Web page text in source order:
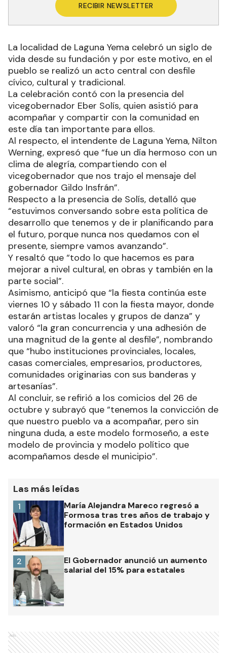
RECIBIR NEWSLETTER
La localidad de Laguna Yema celebró un siglo de
vida desde su fundación y por este motivo, en el
pueblo se realizó un acto central con desfile
cívico, cultural y tradicional.
La celebración contó con la presencia del
vicegobernador Eber Solís, quien asistió para
acompañar y compartir con la comunidad en
este día tan importante para ellos.
Al respecto, el intendente de Laguna Yema, Nilton
Werning, expresó que “fue un día hermoso con un
clima de alegría, compartiendo con el
vicegobernador que nos trajo el mensaje del
gobernador Gildo Insfrán”.
Respecto a la presencia de Solís, detalló que
“estuvimos conversando sobre esta política de
desarrollo que tenemos y de ir planificando para
el futuro, porque nunca nos quedamos con el
presente, siempre vamos avanzando”.
Y resaltó que “todo lo que hacemos es para
mejorar a nivel cultural, en obras y también en la
parte social”.
Asimismo, anticipó que “la fiesta continúa este
viernes 10 y sábado 11 con la fiesta mayor, donde
estarán artistas locales y grupos de danza” y
valoró “la gran concurrencia y una adhesión de
una magnitud de la gente al desfile”, nombrando
que “hubo instituciones provinciales, locales,
casas comerciales, empresarios, productores,
comunidades originarias con sus banderas y
artesanías”.
Al concluir, se refirió a los comicios del 26 de
octubre y subrayó que “tenemos la convicción de
que nuestro pueblo va a acompañar, pero sin
ninguna duda, a este modelo formoseño, a este
modelo de provincia y modelo político que
acompañamos desde el municipio”.
Las más leídas
María Alejandra Mareco regresó a
Formosa tras tres años de trabajo y
formación en Estados Unidos
1
El Gobernador anunció un aumento
salarial del 15% para estatales
2
Ads